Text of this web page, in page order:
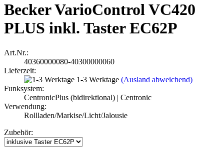
Becker VarioControl VC420
PLUS inkl. Taster EC62P
Art.Nr.:
40360000080-40300000060
Lieferzeit:
1-3 Werktage (Ausland abweichend)
Funksystem:
CentronicPlus (bidirektional) | Centronic
Verwendung:
Rollladen/Markise/Licht/Jalousie
Zubehör: